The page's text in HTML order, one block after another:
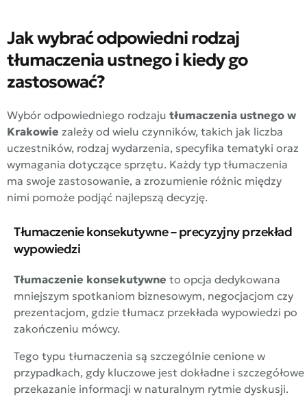
Jak wybrać odpowiedni rodzaj
tłumaczenia ustnego i kiedy go
zastosować?
Wybór odpowiedniego rodzaju tłumaczenia ustnego w
Krakowie zależy od wielu czynników, takich jak liczba
uczestników, rodzaj wydarzenia, specyfika tematyki oraz
wymagania dotyczące sprzętu. Każdy typ tłumaczenia
ma swoje zastosowanie, a zrozumienie różnic między
nimi pomoże podjąć najlepszą decyzję.
Tłumaczenie konsekutywne – precyzyjny przekład
wypowiedzi
Tłumaczenie konsekutywne to opcja dedykowana
mniejszym spotkaniom biznesowym, negocjacjom czy
prezentacjom, gdzie tłumacz przekłada wypowiedzi po
zakończeniu mówcy.
Tego typu tłumaczenia są szczególnie cenione w
przypadkach, gdy kluczowe jest dokładne i szczegółowe
przekazanie informacji w naturalnym rytmie dyskusji.